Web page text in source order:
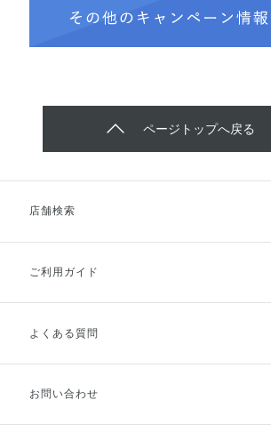
ページトップへ戻る
店舗検索
ご利用ガイド
ご利用ガイドトップ
お支払方法
よくある質問
お問い合わせ